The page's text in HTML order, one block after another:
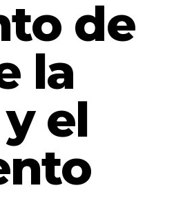
de
la
el